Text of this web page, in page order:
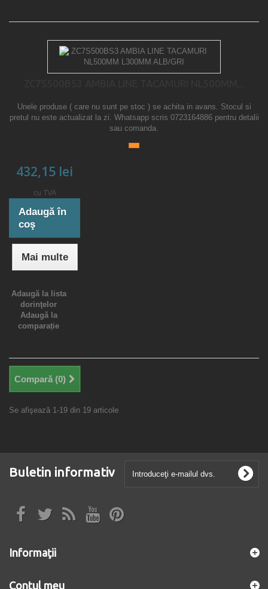
Unele produse ( care nu sunt pe stoc ) se achita in avans. Stocul si
pretul nu este actualizat la zi. Whatsapp scris 0723164886 pentru detalii
sau comanda.
432,15 lei
cu TVA
Adaugă în
coş
Mai multe
Adaugă la lista
dorinţelor
Adaugă la
comparație
Compară (0)
Se afişează 1-19 din 19 articole
Buletin informativ
Informaţii
Contul meu